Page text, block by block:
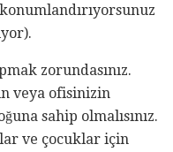
zorundasınız.
veya ofisinizin
sahip olmalısınız.
ve çocuklar için